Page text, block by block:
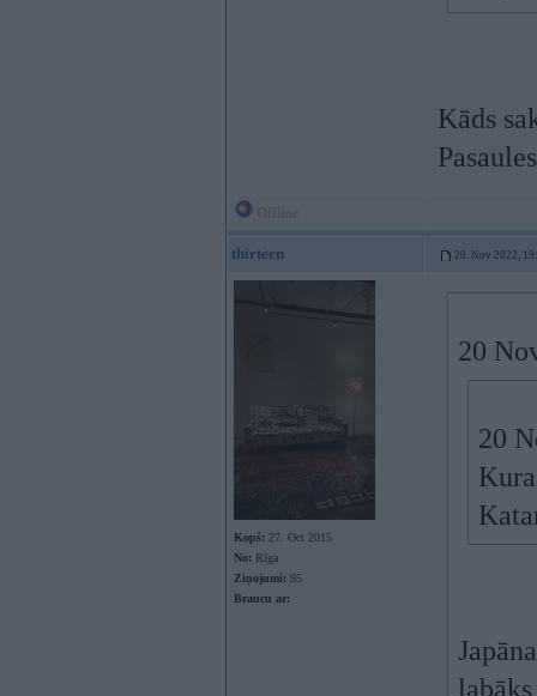
Kāds
thirteen 20. Nov 2022,
Kopš: 27. Oct 2015
No: Rīga
Ziņojumi: 95
Braucu ar:
20
20